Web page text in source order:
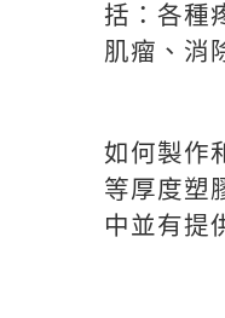
括：各種
肌瘤、消
如何製作
等厚度塑
中並有提